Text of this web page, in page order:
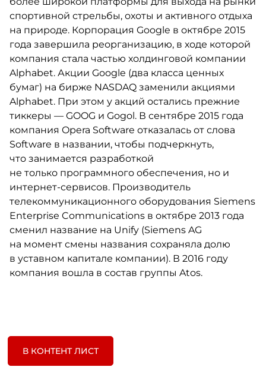
спортивной стрельбы, охоты и активного отдыха
на природе. Корпорация Google в октябре 2015
года завершила реорганизацию, в ходе которой
компания стала частью холдинговой компании
Alphabet. Акции Google (два класса ценных
бумаг) на бирже NASDAQ заменили акциями
Alphabet. При этом у акций остались прежние
тиккеры — GOOG и Gogol. В сентябре 2015 года
компания Opera Software отказалась от слова
Software в названии, чтобы подчеркнуть,
что занимается разработкой
не только программного обеспечения, но и
интернет-сервисов. Производитель
телекоммуникационного оборудования Siemens
Enterprise Communications в октябре 2013 года
сменил название на Unify (Siemens AG
на момент смены названия сохраняла долю
в уставном капитале компании). В 2016 году
компания вошла в состав группы Atos.
В КОНТЕНТ ЛИСТ